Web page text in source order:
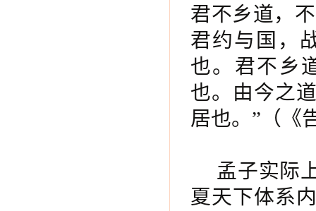
君不乡道，
君约与国，
也。君不乡
也。由今之
居也。”（《
孟子实际
夏天下体系